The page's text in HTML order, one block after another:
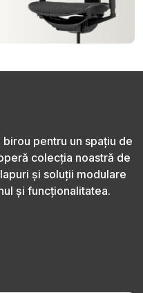
pentru un spațiu de
colecția noastră de
și soluții modulare
și funcționalitatea.